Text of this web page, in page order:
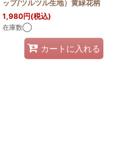
ップ/ツルツル生地）黄緑花柄
1,980円(税込)
在庫数◯
カートに入れる